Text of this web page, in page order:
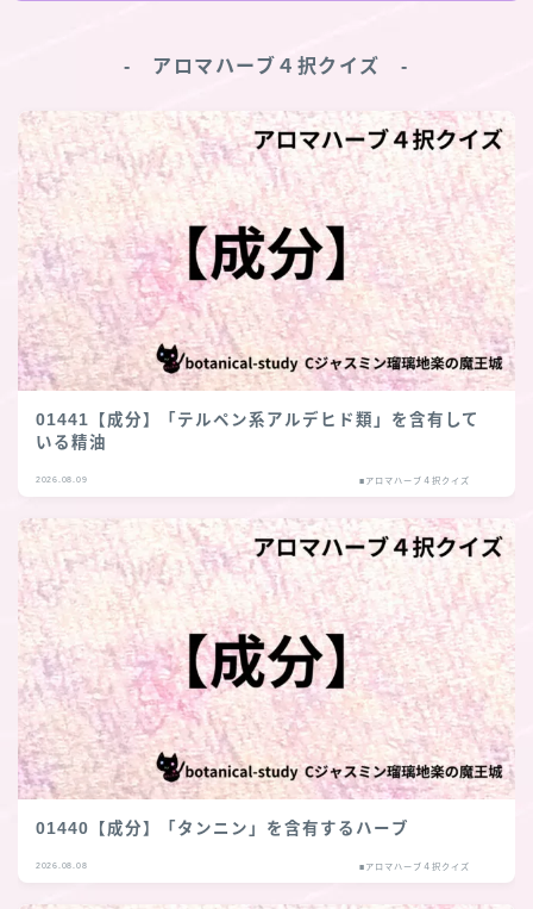
‐ アロマハーブ４択クイズ ‐
01441【成分】「テルペン系アルデヒド類」を含有して
いる精油
2026.08.09 ■アロマハーブ４択クイズ
01440【成分】「タンニン」を含有するハーブ
2026.08.08 ■アロマハーブ４択クイズ